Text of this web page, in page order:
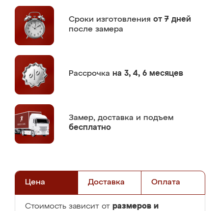
Сроки изготовления от 7 дней
после замера
Рассрочка на 3, 4, 6 месяцев
Замер, доставка и подъем
бесплатно
Цена Доставка Оплата
Стоимость зависит от размеров и